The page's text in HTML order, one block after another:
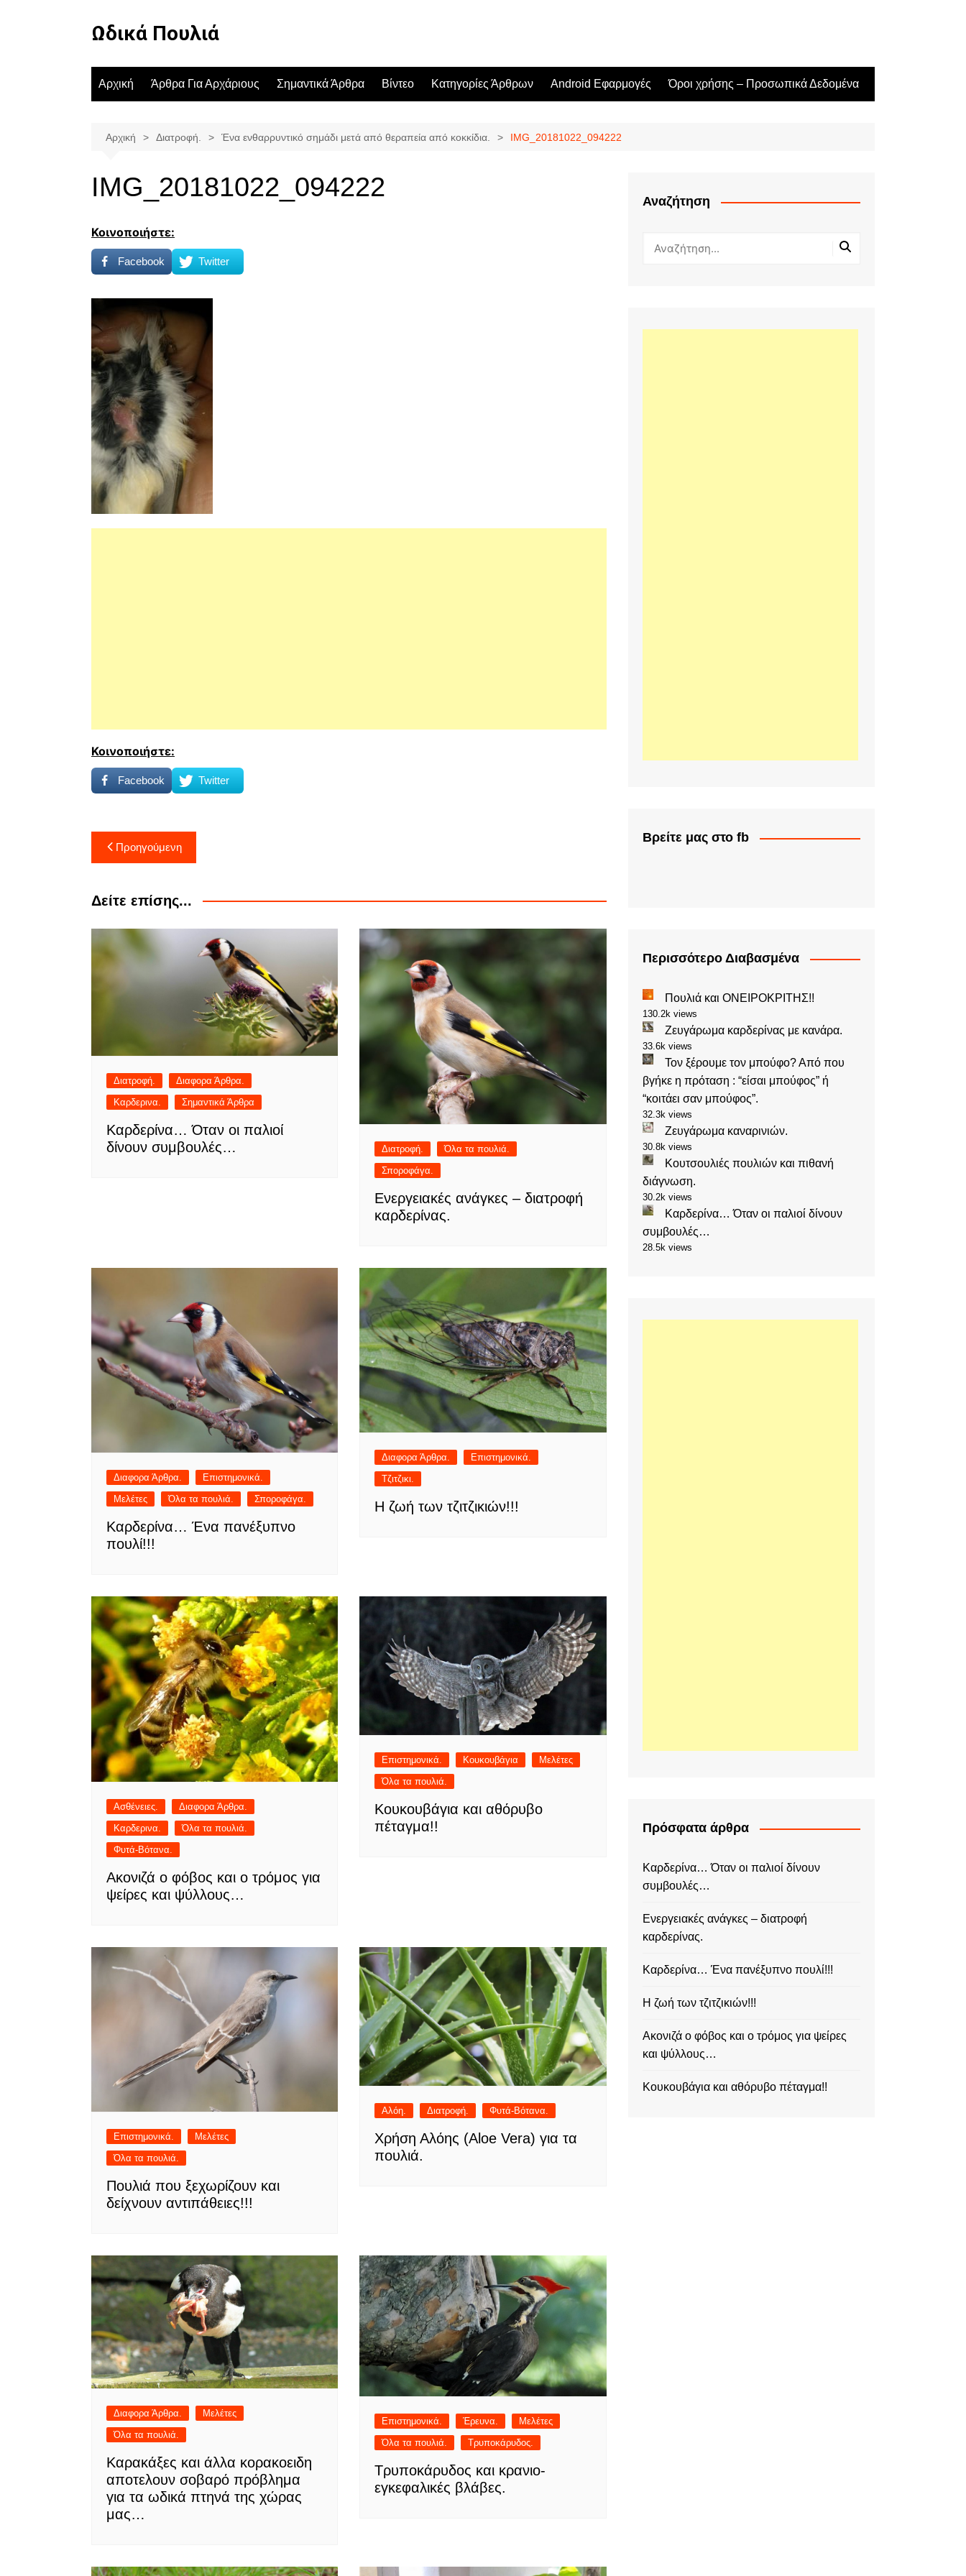
Ωδικά Πουλιά
Αρχική Άρθρα Για Αρχάριους Σημαντικά Άρθρα Βίντεο Κατηγορίες Άρθρων Android Εφαρμογές Όροι χρήσης – Προσωπικά Δεδομένα
Αρχική Διατροφή. Ένα ενθαρρυντικό σημάδι μετά από θεραπεία από κοκκίδια. IMG_20181022_094222
IMG_20181022_094222
Κοινοποιήστε:
Facebook Twitter
Κοινοποιήστε:
Facebook Twitter
Πλοήγηση
άρθρων
Προηγούμενη
Δείτε επίσης...
Διατροφή.
Διαφορα Άρθρα.
Καρδερινα.
Σημαντικά Άρθρα
Καρδερίνα… Όταν οι παλιοί
δίνουν συμβουλές…
Διατροφή.
Όλα τα πουλιά.
Σποροφάγα.
Ενεργειακές ανάγκες – διατροφή
καρδερίνας.
Διαφορα Άρθρα.
Επιστημονικά.
Μελέτες
Όλα τα πουλιά. Σποροφάγα.
Καρδερίνα… Ένα πανέξυπνο
πουλί!!!
Διαφορα Άρθρα.
Επιστημονικά.
Τζιτζικι.
Η ζωή των τζιτζικιών!!!
Ασθένειες.
Διαφορα Άρθρα.
Καρδερινα.
Όλα τα πουλιά.
Φυτά-Βότανα.
Ακονιζά ο φόβος και ο τρόμος για
ψείρες και ψύλλους…
Επιστημονικά. Κουκουβάγια
Μελέτες
Όλα τα πουλιά.
Κουκουβάγια και αθόρυβο
πέταγμα!!
Επιστημονικά.
Μελέτες
Όλα τα πουλιά.
Πουλιά που ξεχωρίζουν και
δείχνουν αντιπάθειες!!!
Αλόη. Διατροφή. Φυτά-Βότανα.
Χρήση Αλόης (Aloe Vera) για τα
πουλιά.
Διαφορα Άρθρα.
Μελέτες
Όλα τα πουλιά.
Καρακάξες και άλλα κορακοειδη
αποτελουν σοβαρό πρόβλημα
για τα ωδικά πτηνά της χώρας
μας…
Επιστημονικά. Έρευνα.
Μελέτες
Όλα τα πουλιά.
Τρυποκάρυδος.
Τρυποκάρυδος και κρανιο-
εγκεφαλικές βλάβες.
Αναζήτηση
Βρείτε μας στο fb
Περισσότερο Διαβασμένα
Πουλιά και ΟΝΕΙΡΟΚΡΙΤΗΣ!!
130.2k views
Ζευγάρωμα καρδερίνας με κανάρα.
33.6k views
Τον ξέρουμε τον μπούφο? Από που
βγήκε η πρόταση : “είσαι μπούφος” ή
“κοιτάει σαν μπούφος”.
32.3k views
Ζευγάρωμα καναρινιών.
30.8k views
Κουτσουλιές πουλιών και πιθανή
διάγνωση.
30.2k views
Καρδερίνα… Όταν οι παλιοί δίνουν
συμβουλές…
28.5k views
Πρόσφατα άρθρα
Καρδερίνα… Όταν οι παλιοί δίνουν
συμβουλές…
Ενεργειακές ανάγκες – διατροφή
καρδερίνας.
Καρδερίνα… Ένα πανέξυπνο πουλί!!!
Η ζωή των τζιτζικιών!!!
Ακονιζά ο φόβος και ο τρόμος για ψείρες
και ψύλλους…
Κουκουβάγια και αθόρυβο πέταγμα!!